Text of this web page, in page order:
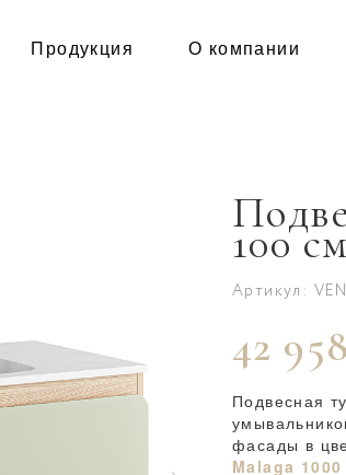
Продукция О компании
100
Артикул:
42
Подвесная
фасады в
Malaga 1000